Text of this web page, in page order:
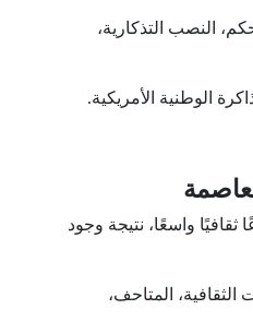
النصب التذكارية،
الوطنية الأمريكية.
واسعًا، نتيجة وجود
الثقافية، المتاحف،